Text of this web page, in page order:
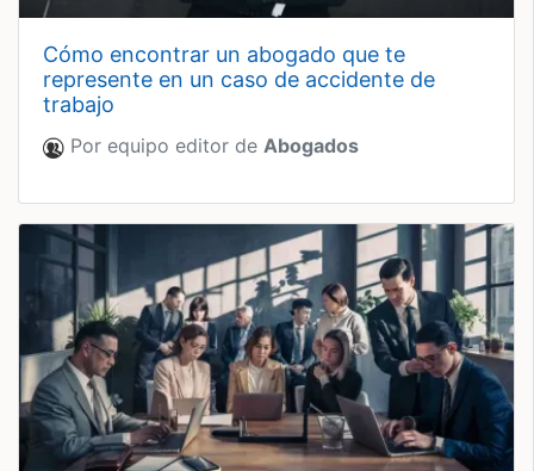
cómo encontrar un abogado que te
represente en un caso de accidente de
trabajo
Por equipo editor de Abogados